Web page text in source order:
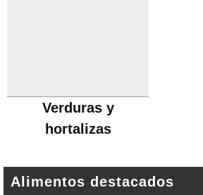
Verduras y
hortalizas
Alimentos destacados